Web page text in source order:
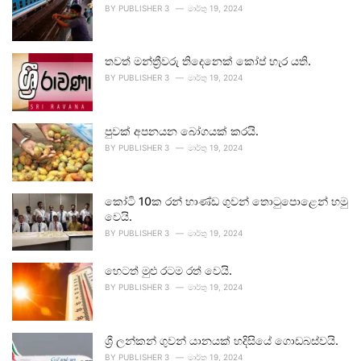
BY PUBLISHER 3 මාර්තු 19, 2024
තවත් මන්ත්‍රීවරු තිදෙනෙක් කෝප් හැර යති.
BY PUBLISHER 3 මාර්තු 19, 2024
පුවක් අපනයන බෝගයක් කරයි.
BY PUBLISHER 3 මාර්තු 19, 2024
කෝටි 10ක රන් භාණ්ඩ ගුවන් තොටුපොළෙන් හමු
වෙයි.
BY PUBLISHER 3 මාර්තු 19, 2024
හෙටත් මුළු රටම රත් වෙයි.
BY PUBLISHER 3 මාර්තු 19, 2024
ශ්‍රී ලන්කන් ගුවන් යානයක් හදිසියේ ගොඩබස්වයි.
BY PUBLISHER 3 මාර්තු 19, 2024